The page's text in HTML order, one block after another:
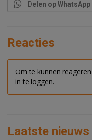
Delen op WhatsApp
Reacties
Om te kunnen
in te loggen.
Laatste nieuws